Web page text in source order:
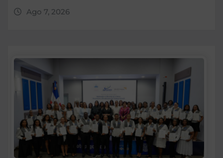
Ago 7, 2026